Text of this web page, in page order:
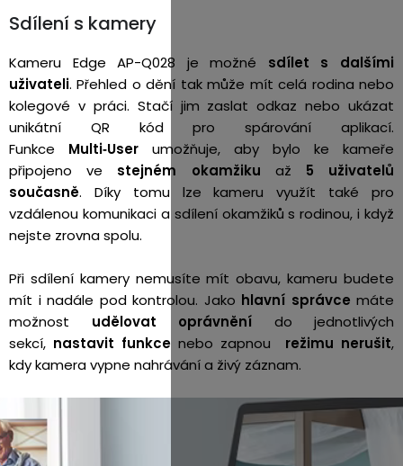
Sdílení s kamery
Kameru Edge AP-Q028 je možné sdílet s dalšími
uživateli. Přehled o dění tak může mít celá rodina nebo
kolegové v práci. Stačí jim zaslat odkaz nebo ukázat
unikátní QR kód pro spárování aplikací.
Funkce Multi‑User umožňuje, aby bylo ke kameře
připojeno ve stejném okamžiku až 5 uživatelů
současně. Díky tomu lze kameru využít také pro
vzdálenou komunikaci a sdílení okamžiků s rodinou, i když
nejste zrovna spolu.
Při sdílení kamery nemusíte mít obavu, kameru budete
mít i nadále pod kontrolou. Jako hlavní správce máte
možnost udělovat oprávnění do jednotlivých
sekcí, nastavit funkce nebo zapnou režimu nerušit,
kdy kamera vypne nahrávání a živý záznam.